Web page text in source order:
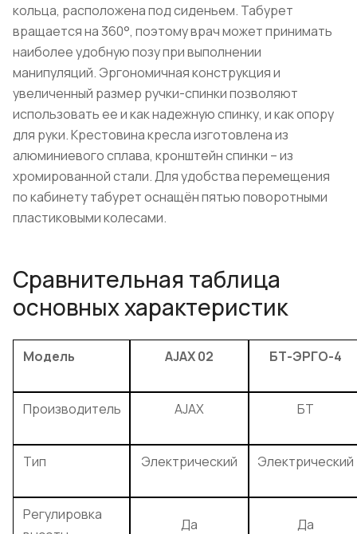
кольца, расположена под сиденьем. Табурет
вращается на 360°, поэтому врач может принимать
наиболее удобную позу при выполнении
манипуляций. Эргономичная конструкция и
увеличенный размер ручки-спинки позволяют
использовать ее и как надежную спинку, и как опору
для руки. Крестовина кресла изготовлена из
алюминиевого сплава, кронштейн спинки – из
хромированной стали. Для удобства перемещения
по кабинету табурет оснащён пятью поворотными
пластиковыми колесами.
Сравнительная таблица
основных характеристик
Модель AJAX 02 БТ-ЭРГО-4
Производитель AJAX БТ
Тип Электрический Электрический
Регулировка
Да Да